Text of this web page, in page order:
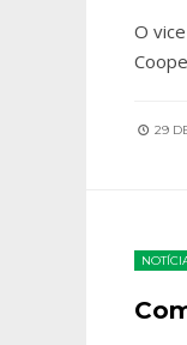
O
29